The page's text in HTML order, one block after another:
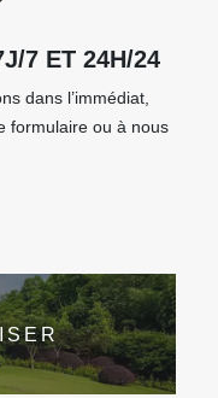
7 ET 24H/24
dans l’immédiat,
formulaire ou à nous